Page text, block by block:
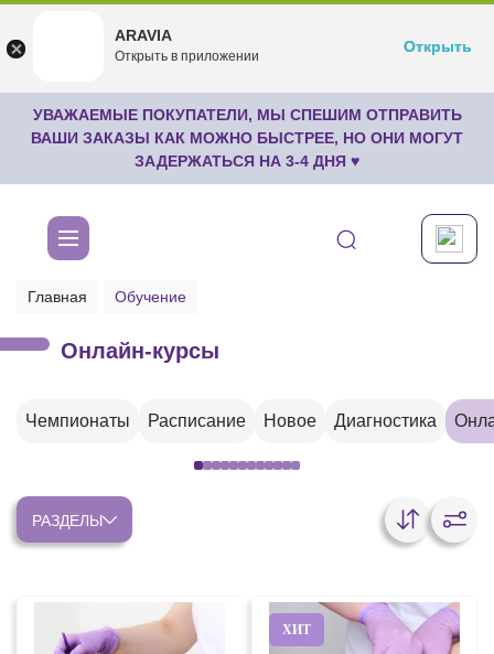
undefined
Бесплатноru.aravia.new
Открыть
УВАЖАЕМЫЕ ПОКУПАТЕЛИ, МЫ СПЕШИМ ОТПРАВИТЬ
ВАШИ ЗАКАЗЫ КАК МОЖНО БЫСТРЕЕ, НО ОНИ МОГУТ
ЗАДЕРЖАТЬСЯ НА 3-4 ДНЯ ♥
Главная Обучение
Онлайн-курсы
Чемпионаты Расписание Новое Диагностика
РАЗДЕЛЫ
ХИТ
ARAVIA
Открыть в приложении
Открыть